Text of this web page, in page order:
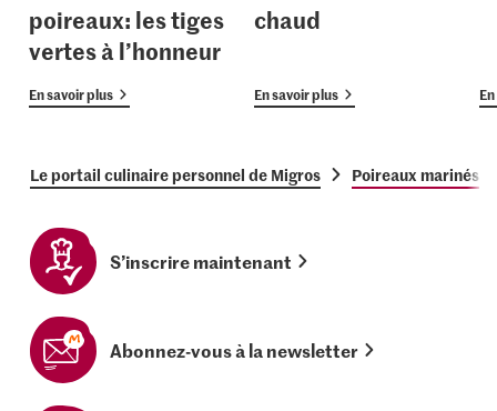
poireaux: les tiges
vertes à l’honneur
En savoir plus
chaud
En savoir plus
Le portail culinaire personnel de Migros Poireaux marinés
S’inscrire maintenant
Abonnez-vous à la newsletter